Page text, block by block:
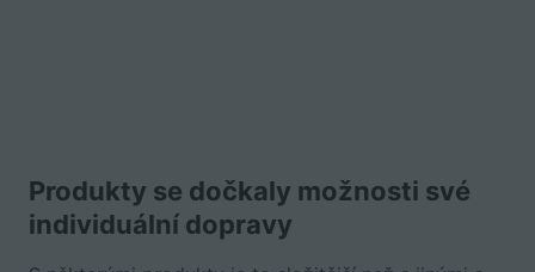
Produkty se dočkaly možnosti své
individuální dopravy